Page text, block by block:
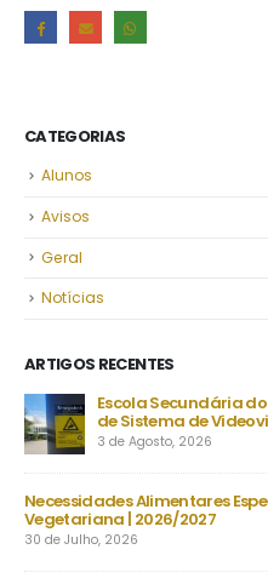
CATEGORIAS
Alunos
Avisos
Geral
Notícias
ARTIGOS RECENTES
Escola Secundária
de Sistema de
3 de Agosto, 2026
Necessidades Alimentares
Vegetariana | 2026/2027
30 de Julho, 2026